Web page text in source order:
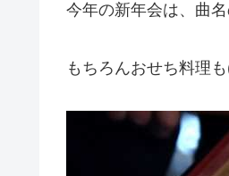
今年の新年会は、曲
もちろんおせち料理